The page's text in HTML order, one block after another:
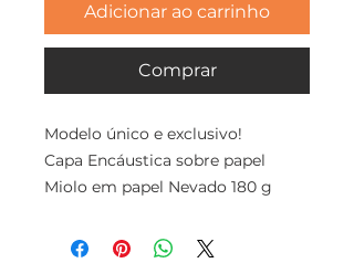
Adicionar ao carrinho
Comprar
Modelo único e exclusivo!
Capa Encáustica sobre papel
Miolo em papel Nevado 180 g
Tamanho: 20,5cm x 12cm